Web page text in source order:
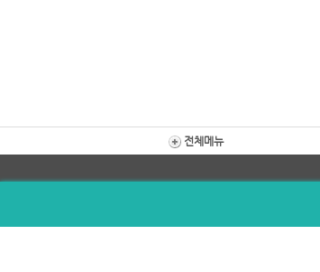
전체메뉴